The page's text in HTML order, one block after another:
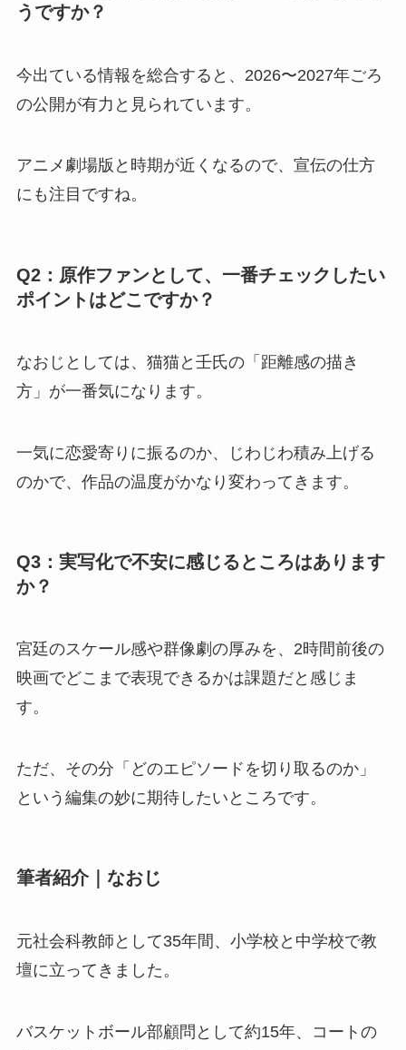
うですか？
今出ている情報を総合すると、2026〜2027年ごろ
の公開が有力と見られています。
アニメ劇場版と時期が近くなるので、宣伝の仕方
にも注目ですね。
Q2：原作ファンとして、一番チェックしたい
ポイントはどこですか？
なおじとしては、猫猫と壬氏の「距離感の描き
方」が一番気になります。
一気に恋愛寄りに振るのか、じわじわ積み上げる
のかで、作品の温度がかなり変わってきます。
Q3：実写化で不安に感じるところはあります
か？
宮廷のスケール感や群像劇の厚みを、2時間前後の
映画でどこまで表現できるかは課題だと感じま
す。
ただ、その分「どのエピソードを切り取るのか」
という編集の妙に期待したいところです。
筆者紹介｜なおじ
元社会科教師として35年間、小学校と中学校で教
壇に立ってきました。
バスケットボール部顧問として約15年、コートの